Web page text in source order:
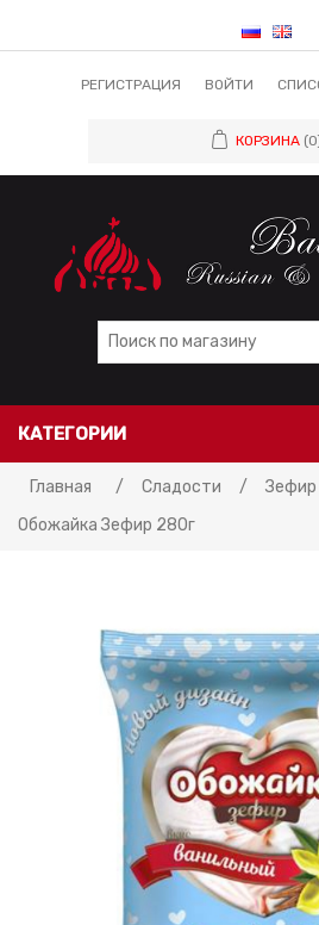
РЕГИСТРАЦИЯ ВОЙТИ
КОРЗИНА
КАТЕГОРИИ
Главная / Сладости / Зефир
Обожайка Зефир 280г